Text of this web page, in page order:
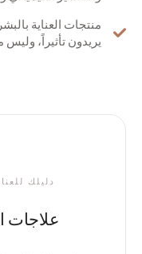
منتجات العناية
يريدون تأثيراً،
دليلك
علاجات